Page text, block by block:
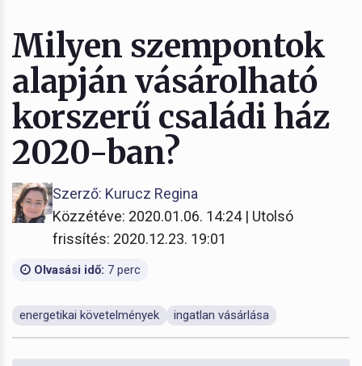
Milyen szempontok
alapján vásárolható
korszerű családi ház
2020-ban?
Szerző: Kurucz Regina
Közzétéve: 2020.01.06. 14:24 | Utolsó
frissítés: 2020.12.23. 19:01
Olvasási idő: 7 perc
energetikai követelmények ingatlan vásárlása